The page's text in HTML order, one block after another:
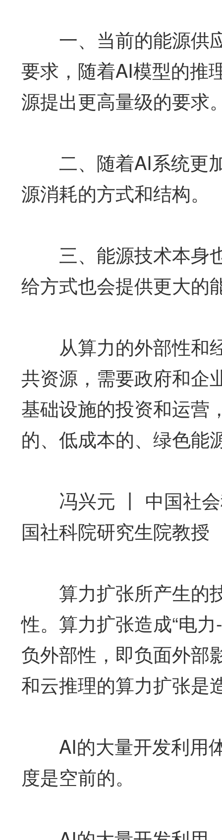
一、当前的能源供
要求，随着AI模型的推
源提出更高量级的要求
二、随着AI系统更加
源消耗的方式和结构。
三、能源技术本身
给方式也会提供更大的
从算力的外部性和
共资源，需要政府和企
基础设施的投资和运营
的、低成本的、绿色能
冯兴元 丨 中国社会
国社科院研究生院教授
算力扩张所产生的
性。算力扩张造成“电
负外部性，即负面外部
和云推理的算力扩张是
AI的大量开发利用体
度是空前的。